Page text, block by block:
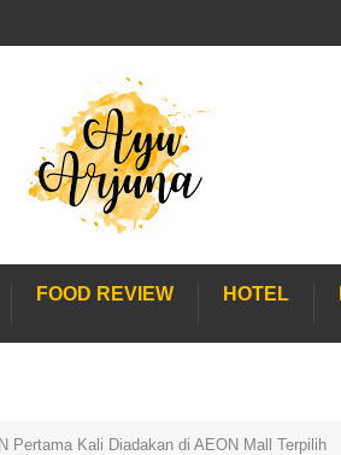
FOOD REVIEW HOTEL
Pertama Kali Diadakan di AEON Mall Terpilih